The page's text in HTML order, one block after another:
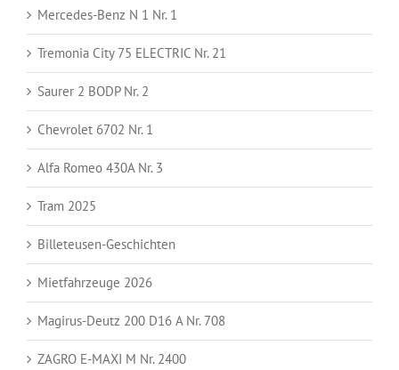
Mercedes-Benz N 1 Nr. 1
Tremonia City 75 ELECTRIC Nr. 21
Saurer 2 BODP Nr. 2
Chevrolet 6702 Nr. 1
Alfa Romeo 430A Nr. 3
Tram 2025
Billeteusen-Geschichten
Mietfahrzeuge 2026
Magirus-Deutz 200 D16 A Nr. 708
ZAGRO E-MAXI M Nr. 2400